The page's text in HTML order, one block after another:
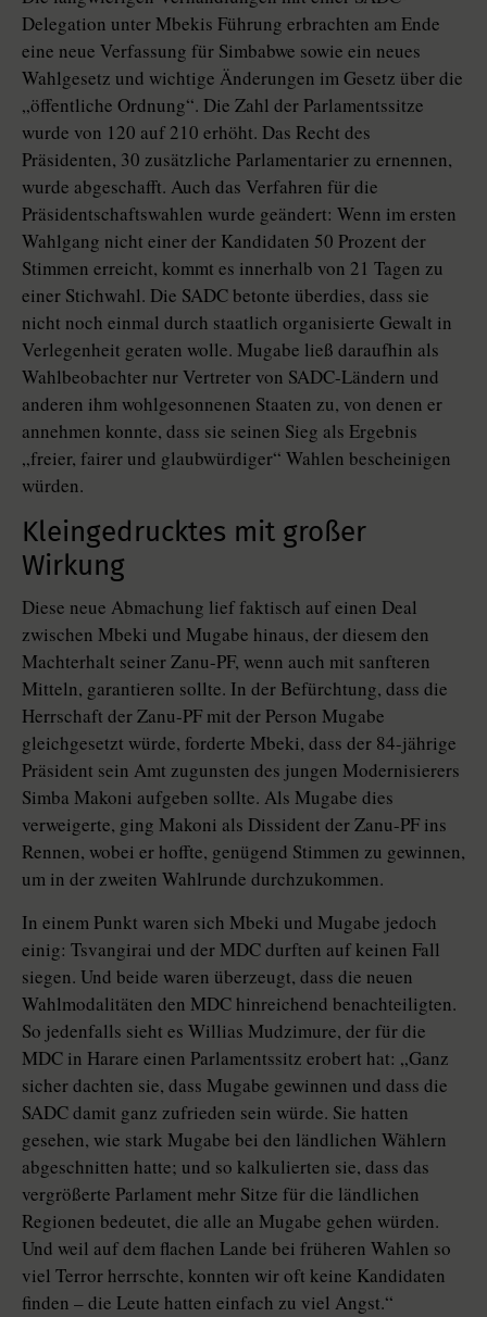
Delegation unter Mbekis Führung erbrachten am Ende
eine neue Verfassung für Simbabwe sowie ein neues
Wahlgesetz und wichtige Änderungen im Gesetz über die
„öffentliche Ordnung“. Die Zahl der Parlamentssitze
wurde von 120 auf 210 erhöht. Das Recht des
Präsidenten, 30 zusätzliche Parlamentarier zu ernennen,
wurde abgeschafft. Auch das Verfahren für die
Präsidentschaftswahlen wurde geändert: Wenn im ersten
Wahlgang nicht einer der Kandidaten 50 Prozent der
Stimmen erreicht, kommt es innerhalb von 21 Tagen zu
einer Stichwahl. Die SADC betonte überdies, dass sie
nicht noch einmal durch staatlich organisierte Gewalt in
Verlegenheit geraten wolle. Mugabe ließ daraufhin als
Wahlbeobachter nur Vertreter von SADC-Ländern und
anderen ihm wohlgesonnenen Staaten zu, von denen er
annehmen konnte, dass sie seinen Sieg als Ergebnis
„freier, fairer und glaubwürdiger“ Wahlen bescheinigen
würden.
Kleingedrucktes mit großer
Wirkung
Diese neue Abmachung lief faktisch auf einen Deal
zwischen Mbeki und Mugabe hinaus, der diesem den
Machterhalt seiner Zanu-PF, wenn auch mit sanfteren
Mitteln, garantieren sollte. In der Befürchtung, dass die
Herrschaft der Zanu-PF mit der Person Mugabe
gleichgesetzt würde, forderte Mbeki, dass der 84-jährige
Präsident sein Amt zugunsten des jungen Modernisierers
Simba Makoni aufgeben sollte. Als Mugabe dies
verweigerte, ging Makoni als Dissident der Zanu-PF ins
Rennen, wobei er hoffte, genügend Stimmen zu gewinnen,
um in der zweiten Wahlrunde durchzukommen.
In einem Punkt waren sich Mbeki und Mugabe jedoch
einig: Tsvangirai und der MDC durften auf keinen Fall
siegen. Und beide waren überzeugt, dass die neuen
Wahlmodalitäten den MDC hinreichend benachteiligten.
So jedenfalls sieht es Willias Mudzimure, der für die
MDC in Harare einen Parlamentssitz erobert hat: „Ganz
sicher dachten sie, dass Mugabe gewinnen und dass die
SADC damit ganz zufrieden sein würde. Sie hatten
gesehen, wie stark Mugabe bei den ländlichen Wählern
abgeschnitten hatte; und so kalkulierten sie, dass das
vergrößerte Parlament mehr Sitze für die ländlichen
Regionen bedeutet, die alle an Mugabe gehen würden.
Und weil auf dem flachen Lande bei früheren Wahlen so
viel Terror herrschte, konnten wir oft keine Kandidaten
finden – die Leute hatten einfach zu viel Angst.“